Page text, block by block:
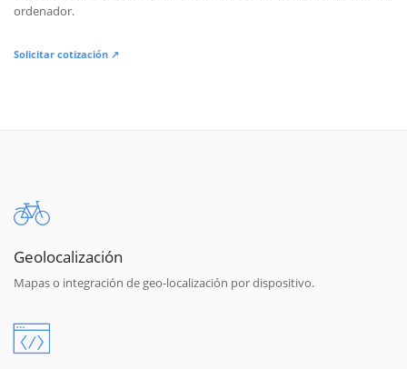
ordenador.
Solicitar cotización ↗
Geolocalización
Mapas o integración de geo-localización por dispositivo.